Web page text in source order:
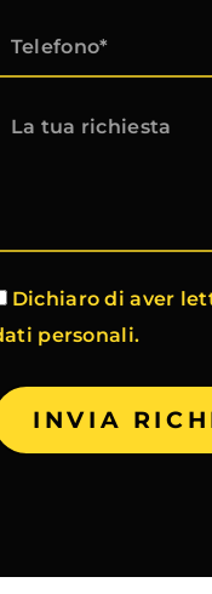
Dichiaro di aver
personali.
INVIA